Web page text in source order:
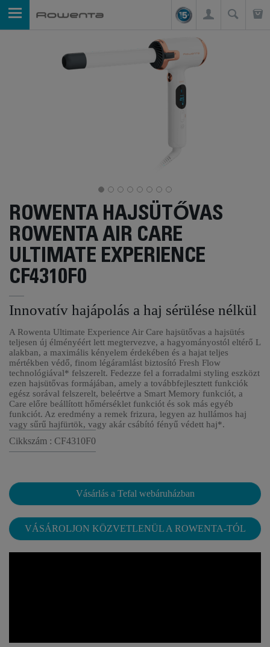
ROWENTA HAJSÜTŐVAS
ROWENTA AIR CARE
ULTIMATE EXPERIENCE
CF4310F0
Innovatív hajápolás a haj sérülése nélkül
A Rowenta Ultimate Experience Air Care hajsütővas a hajsütés
teljesen új élményéért lett megtervezve, a hagyományostól eltérő L
alakban, a maximális kényelem érdekében és a hajat teljes
mértékben védő, finom légáramlást biztosító Fresh Flow
technológiával* felszerelt. Fedezze fel a forradalmi styling eszközt
ezen hajsütővas formájában, amely a továbbfejlesztett funkciók
egész sorával felszerelt, beleértve a Smart Memory funkciót, a
Care előre beállított hőmérséklet funkciót és sok más egyéb
funkciót. Az eredmény a remek frizura, legyen az hullámos haj
vagy sűrű hajfürtök, vagy akár csábító fényű védett haj*.
Cikkszám : CF4310F0
Vásárlás a Tefal webáruházban
VÁSÁROLJON KÖZVETLENÜL A ROWENTA-TÓL